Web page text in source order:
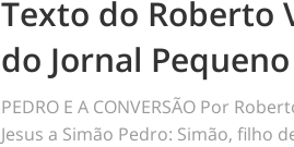
Texto do Roberto
do Jornal Pequeno
PEDRO E A CONVERSÃO Por
Jesus a Simão Pedro: Simão, filho